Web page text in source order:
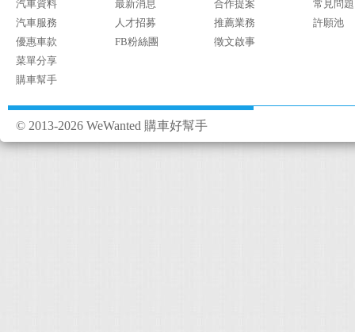
汽車資料
汽車服務
優惠車款
菜單分享
購車幫手
最新消息
人才招募
FB粉絲團
合作提案
推薦業務
徵文啟事
常見問題
許願池
© 2013-2026 WeWanted 購車好幫手